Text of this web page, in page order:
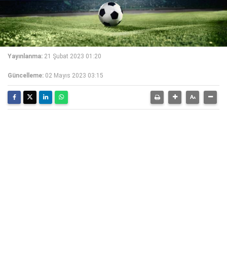
Yayınlanma: 21 Şubat 2023 01:20
Güncelleme: 02 Mayıs 2023 03:15